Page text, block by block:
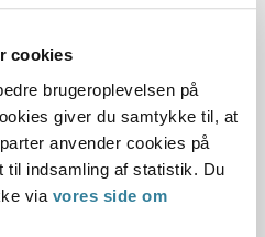
cookies
brugeroplevelsen på
giver du samtykke til, at
anvender cookies på
til indsamling af statistik. Du
via vores side om